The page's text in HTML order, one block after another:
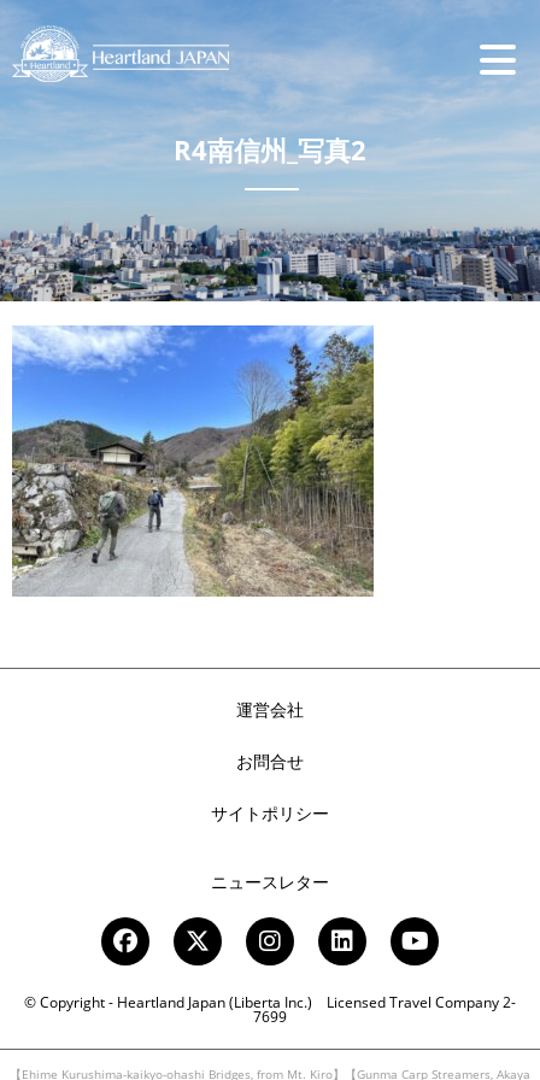
R4南信州_写真2
© Copyright - Heartland Japan (Liberta Inc.) Licensed Travel Company 2-
7699
運営会社
お問合せ
サイトポリシー
ニュースレター
【Ehime Kurushima-kaikyo-ohashi Bridges, from Mt. Kiro】【Gunma Carp Streamers, Akaya